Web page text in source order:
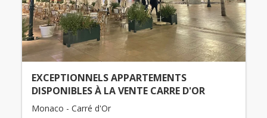
EXCEPTIONNELS APPARTEMENTS
DISPONIBLES À LA VENTE CARRE D'OR
Monaco - Carré d'Or